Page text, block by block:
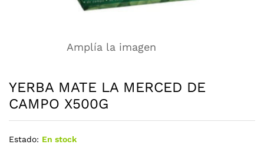
Amplía la imagen
YERBA MATE LA MERCED DE
CAMPO X500G
Estado: En stock